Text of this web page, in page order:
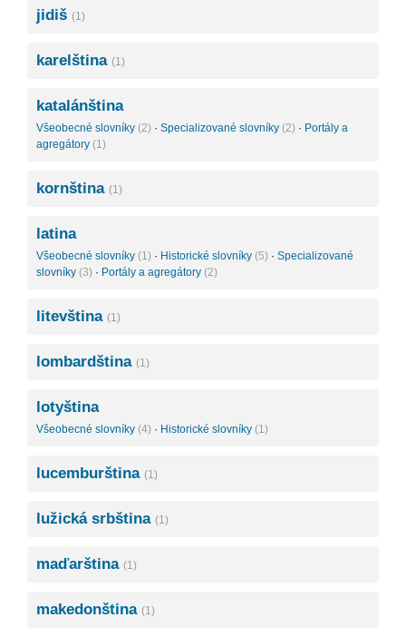
jidiš (1)
karelština (1)
katalánština
Všeobecné slovníky (2) · Specializované slovníky (2) · Portály a
agregátory (1)
kornština (1)
latina
Všeobecné slovníky (1) · Historické slovníky (5) · Specializované
slovníky (3) · Portály a agregátory (2)
litevština (1)
lombardština (1)
lotyština
Všeobecné slovníky (4) · Historické slovníky (1)
lucemburština (1)
lužická srbština (1)
maďarština (1)
makedonština (1)